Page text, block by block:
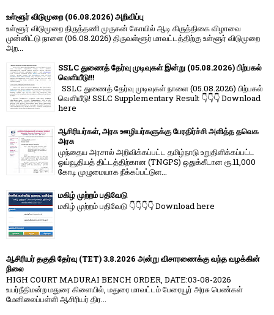
உள்ளூர் விடுமுறை (06.08.2026) அறிவிப்பு
உள்ளூர் விடுமுறை திருத்தணி முருகன் கோயில் ஆடி கிருத்திகை விழாவை
முன்னிட்டு நாளை (06.08.2026) திருவள்ளூர் மாவட்டத்திற்கு உள்ளூர் விடுமுறை
அற...
SSLC துணைத் தேர்வு முடிவுகள் இன்று (05.08.2026) பிற்பகல்
வெளியீடு!!!
SSLC துணைத் தேர்வு முடிவுகள் நாளை (05.08.2026) பிற்பகல்
வெளியீடு! SSLC Supplementary Result 👇👇👇 Download
here
ஆசிரியர்கள், அரசு ஊழியர்களுக்கு பேரதிர்ச்சி அளித்த தவெக
அரசு
முந்தைய அரசால் அறிவிக்கப்பட்ட தமிழ்நாடு உறுதிளிக்கப்பட்ட
ஓய்வூதியத் திட்டத்திற்கான (TNGPS) ஒதுக்கீடான ரூ.11,000
கோடி முழுமையாக நீக்கப்பட்டுள...
மகிழ் முற்றம் பதிவேடு
மகிழ் முற்றம் பதிவேடு 👇👇👇👇 Download here
ஆசிரியர் தகுதி தேர்வு (TET) 3.8.2026 அன்று விசாரணைக்கு வந்த வழக்கின்
நிலை
HIGH COURT MADURAI BENCH ORDER, DATE:03-08-2026
உயர்நீதிமன்ற மதுரை கிளையில், மதுரை மாவட்டம் பேரையூர் அரசு பெண்கள்
மேனிலைப்பள்ளி ஆசிரியர் திர...